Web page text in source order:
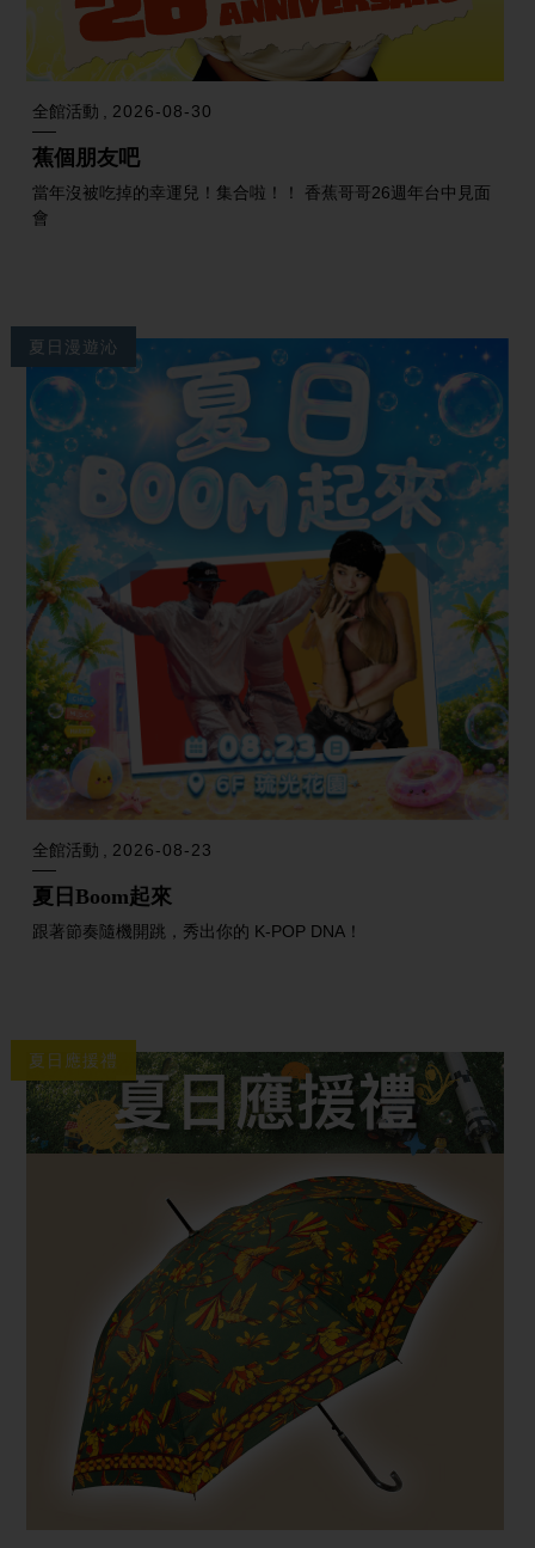
全館活動 2026-08-30
蕉個朋友吧
當年沒被吃掉的幸運兒！集合啦！！ 香蕉哥哥26週年台中見面
會
夏日漫遊沁
全館活動 2026-08-23
夏日Boom起來
跟著節奏隨機開跳，秀出你的 K-POP DNA！
夏日應援禮